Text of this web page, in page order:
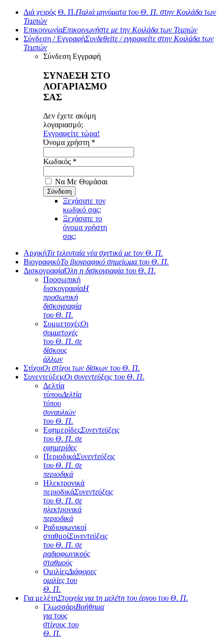
Διά χειρός Θ. Π.Παλιά μηνύματα του Θ. Π. στην Κοιλάδα των
Τεμπών
ΕπικοινωνίαΕπικοινωνήστε με την Κοιλάδα των Τεμπών
Σύνδεση / ΕγγραφήΣυνδεθείτε / εγγραφείτε στην Κοιλάδα των
Τεμπών
Σύνδεση Εγγραφή
ΣΥΝΔΕΣΗ ΣΤΟ
ΛΟΓΑΡΙΑΣΜΟ
ΣΑΣ
Δεν έχετε ακόμη
λογαριασμό;
Εγγραφείτε τώρα!
Όνομα χρήστη *
Κωδικός *
Να Με Θυμάσαι
Ξεχάσατε τον
κωδικό σας;
Ξεχάσατε το
όνομα χρήστη
σας;
ΑρχικήΤα τελευταία νέα σχετικά με τον Θ. Π.
ΒιογραφικόΤο βιογραφικό σημείωμα του Θ. Π.
ΔισκογραφίαΌλη η δισκογραφία του Θ. Π.
Προσωπική
δισκογραφίαΗ
προσωπική
δισκογραφία
του Θ. Π.
ΣυμμετοχέςΟι
συμμετοχές
του Θ. Π. σε
δίσκους
άλλων
ΣτίχοιΟι στίχοι των δίσκων του Θ. Π.
ΣυνεντεύξειςΟι συνεντεύξεις του Θ. Π.
Δελτία
τύπουΔελτία
τύπου
συναυλιών
του Θ. Π.
ΕφημερίδεςΣυνεντεύξεις
του Θ. Π. σε
εφημερίδες
ΠεριοδικάΣυνεντεύξεις
του Θ. Π. σε
περιοδικά
Ηλεκτρονικά
περιοδικάΣυνεντεύξεις
του Θ. Π. σε
ηλεκτρονικά
περιοδικά
Ραδιοφωνικοί
σταθμοίΣυνεντεύξεις
του Θ. Π. σε
ραδιοφωνικούς
σταθμούς
ΟμιλίεςΔιάφορες
ομιλίες του
Θ. Π.
Για μελέτηΣτοιχεία για τη μελέτη του έργου του Θ. Π.
ΓλωσσάριΒοήθημα
για τους
στίχους του
Θ. Π.